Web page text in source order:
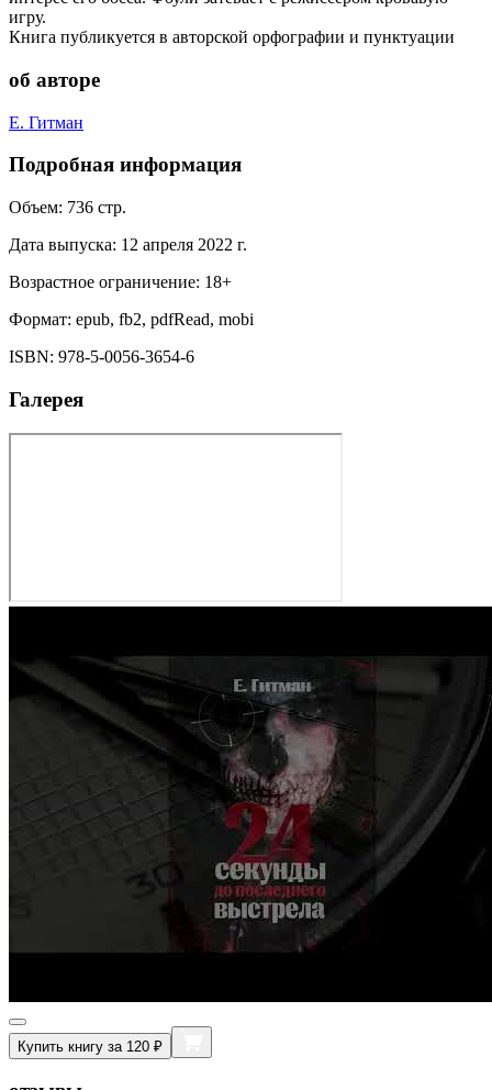
игру.
Книга публикуется в авторской орфографии и пунктуации
об авторе
Е. Гитман
Подробная информация
Объем: 736 стр.
Дата выпуска: 12 апреля 2022 г.
Возрастное ограничение: 18+
Формат: epub, fb2, pdfRead, mobi
ISBN: 978-5-0056-3654-6
Галерея
Купить книгу за 120 ₽